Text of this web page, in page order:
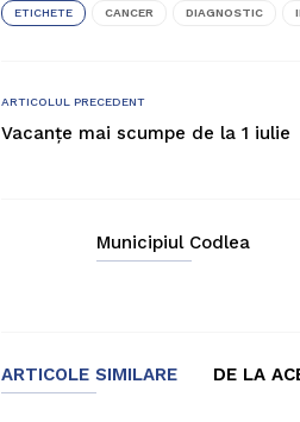
ETICHETE CANCER DIAGNOSTIC
ARTICOLUL PRECEDENT
Vacanțe mai scumpe de la 1 iulie
Municipiul Codlea
ARTICOLE SIMILARE DE LA